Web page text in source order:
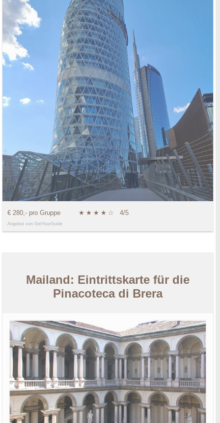
€ 280,- pro Gruppe ★ ★ ★ ★ ☆ 4/5
Angebot von GetYourGuide
Mailand: Eintrittskarte für die
Pinacoteca di Brera